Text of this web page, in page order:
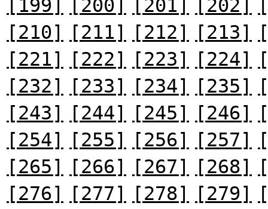
[199]
[200] [201] [202]
[210]
[211] [212] [213]
[221]
[222] [223] [224]
[232]
[233] [234] [235]
[243]
[244] [245] [246]
[254]
[255] [256] [257]
[265]
[266] [267] [268]
[276]
[277] [278] [279]